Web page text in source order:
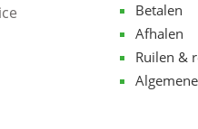
Betalen
Afhalen
Ruilen &